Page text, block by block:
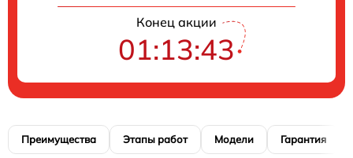
Конец акции
01:13:42
Преимущества Этапы работ Модели Гарантия